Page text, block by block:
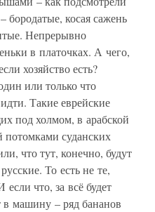
косая сажень
Непрерывно
в платочках. А чего,
хозяйство есть?
или только что
Такие еврейские
под холмом, в арабской
потомками суданских
что тут, конечно, будут
То есть не те,
что, за всё будет
машину – ряд бананов